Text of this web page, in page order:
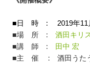
■日 時 : 2019年11月
■場 所 :酒田キリ
■講 師 : 田中 宏
■主 催 : 酒田うた